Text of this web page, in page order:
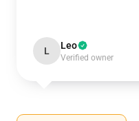
L Leo
Verified owner